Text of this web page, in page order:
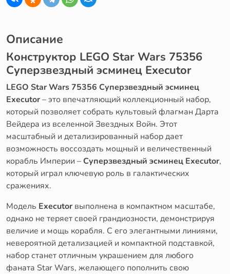
Описание
Конструктор LEGO Star Wars 75356
Суперзвездный эсминец Executor
LEGO Star Wars 75356 Суперзвездный эсминец
Executor– это впечатляющий коллекционный набор,
который позволяет собрать культовый флагман Дарта
Вейдера из вселенной Звездных Войн. Этот
масштабный и детализированный набор дает
возможность воссоздать мощный и величественный
корабль Империи – Суперзвездный эсминец Executor,
который играл ключевую роль в галактических
сражениях.
Модель Executor выполнена в компактном масштабе,
однако не теряет своей грандиозности, демонстрируя
величие и мощь корабля. С его элегантными линиями,
невероятной детализацией и компактной подставкой,
набор станет отличным украшением для любого
фаната Star Wars, желающего пополнить свою